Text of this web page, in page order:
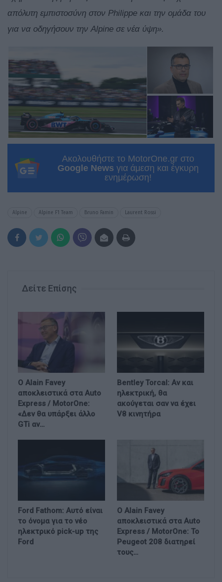
απόλυτη εμπιστοσύνη στον Philippe και την ομάδα του
για να οδηγήσουν την Alpine σε νέα ύψη».
Ακολουθήστε το MotorOne.gr στο
Google News για άμεση και έγκυρη
ενημέρωση!
Alpine Alpine F1 Team Bruno Famin Laurent Rossi
Δείτε Επίσης
Ο Alain Favey
αποκλειστικά στα Auto
Express / MotorOne:
«Δεν θα υπάρξει άλλο
GTi αν…
Bentley Torcal: Αν και
ηλεκτρική, θα
ακούγεται σαν να έχει
V8 κινητήρα
Ford Fathom: Αυτό είναι
το όνομα για το νέο
ηλεκτρικό pick-up της
Ford
Ο Alain Favey
αποκλειστικά στα Auto
Express / MotorOne: Το
Peugeot 208 διατηρεί
τους…